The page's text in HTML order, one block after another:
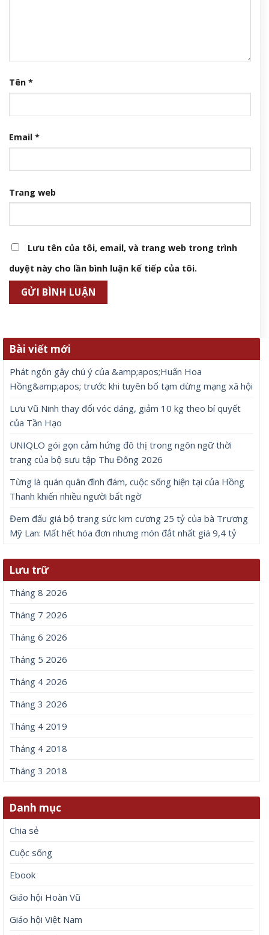
Tên *
Email *
Trang web
Lưu tên của tôi, email, và trang web trong trình
duyệt này cho lần bình luận kế tiếp của tôi.
Bài viết mới
Phát ngôn gây chú ý của &amp;apos;Huấn Hoa
Hồng&amp;apos; trước khi tuyên bố tạm dừng mạng xã hội
Lưu Vũ Ninh thay đổi vóc dáng, giảm 10 kg theo bí quyết
của Tần Hạo
UNIQLO gói gọn cảm hứng đô thị trong ngôn ngữ thời
trang của bộ sưu tập Thu Đông 2026
Từng là quán quân đình đám, cuộc sống hiện tại của Hồng
Thanh khiến nhiều người bất ngờ
Đem đấu giá bộ trang sức kim cương 25 tỷ của bà Trương
Mỹ Lan: Mất hết hóa đơn nhưng món đắt nhất giá 9,4 tỷ
Lưu trữ
Tháng 8 2026
Tháng 7 2026
Tháng 6 2026
Tháng 5 2026
Tháng 4 2026
Tháng 3 2026
Tháng 4 2019
Tháng 4 2018
Tháng 3 2018
Danh mục
Chia sẻ
Cuộc sống
Ebook
Giáo hội Hoàn Vũ
Giáo hội Việt Nam